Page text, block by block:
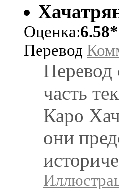
Оценка:
Перевод
Перевод
часть
Каро
они